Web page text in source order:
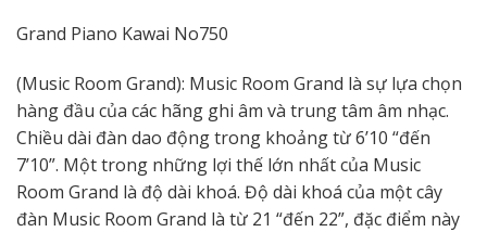
Grand Piano Kawai No750
(Music Room Grand): Music Room Grand là sự lựa chọn
hàng đầu của các hãng ghi âm và trung tâm âm nhạc.
Chiều dài đàn dao động trong khoảng từ 6’10 “đến
7’10”. Một trong những lợi thế lớn nhất của Music
Room Grand là độ dài khoá. Độ dài khoá của một cây
đàn Music Room Grand là từ 21 “đến 22”, đặc điểm này